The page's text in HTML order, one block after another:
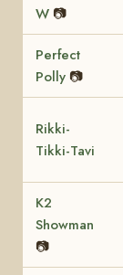
W 📷
Perfect
Polly 📷
Rikki-
Tikki-Tavi
K2
Showman
📷